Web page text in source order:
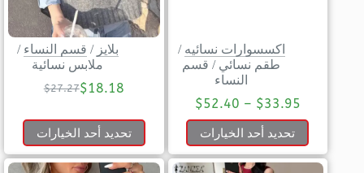
اكسسوارات نسائيه /
طقم نسائي / قسم
النساء
$33.95
–
$52.40
تحديد أحد الخيارات
بلايز / قسم النساء /
ملابس نسائية
$27.27$18.18
تحديد أحد الخيارات